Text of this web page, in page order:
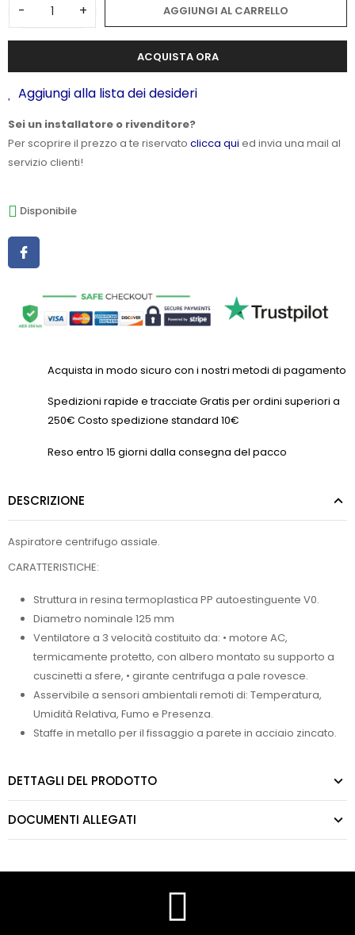
- + AGGIUNGI AL CARRELLO
ACQUISTA ORA
Aggiungi alla lista dei desideri
Sei un installatore o rivenditore?
Per scoprire il prezzo a te riservato clicca qui ed invia una mail al
servizio clienti!
Disponibile
Acquista in modo sicuro con i nostri metodi di pagamento
Spedizioni rapide e tracciate Gratis per ordini superiori a
250€ Costo spedizione standard 10€
Reso entro 15 giorni dalla consegna del pacco
DESCRIZIONE
Aspiratore centrifugo assiale.
CARATTERISTICHE:
Struttura in resina termoplastica PP autoestinguente V0.
Diametro nominale 125 mm
Ventilatore a 3 velocità costituito da: • motore AC,
termicamente protetto, con albero montato su supporto a
cuscinetti a sfere, • girante centrifuga a pale rovesce.
Asservibile a sensori ambientali remoti di: Temperatura,
Umidità Relativa, Fumo e Presenza.
Staffe in metallo per il fissaggio a parete in acciaio zincato.
DETTAGLI DEL PRODOTTO
DOCUMENTI ALLEGATI